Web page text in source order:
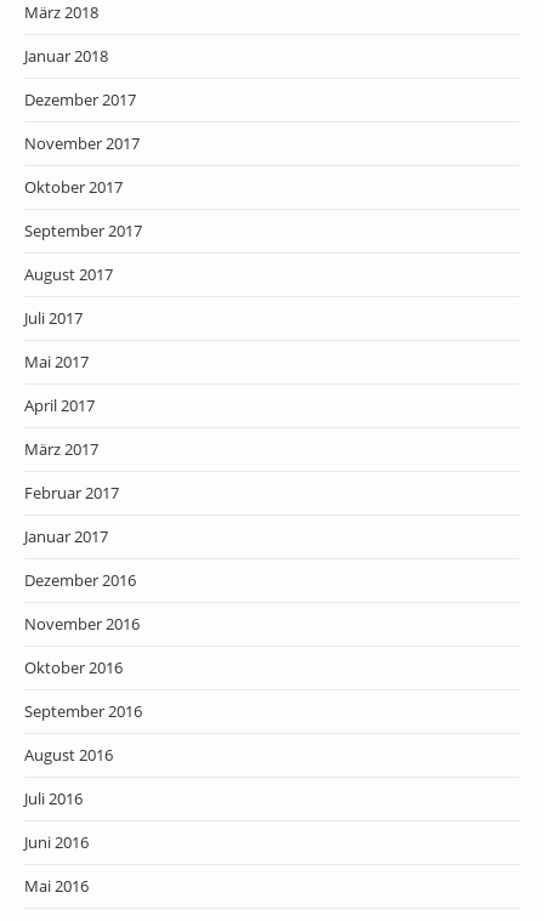
März 2018
Januar 2018
Dezember 2017
November 2017
Oktober 2017
September 2017
August 2017
Juli 2017
Mai 2017
April 2017
März 2017
Februar 2017
Januar 2017
Dezember 2016
November 2016
Oktober 2016
September 2016
August 2016
Juli 2016
Juni 2016
Mai 2016